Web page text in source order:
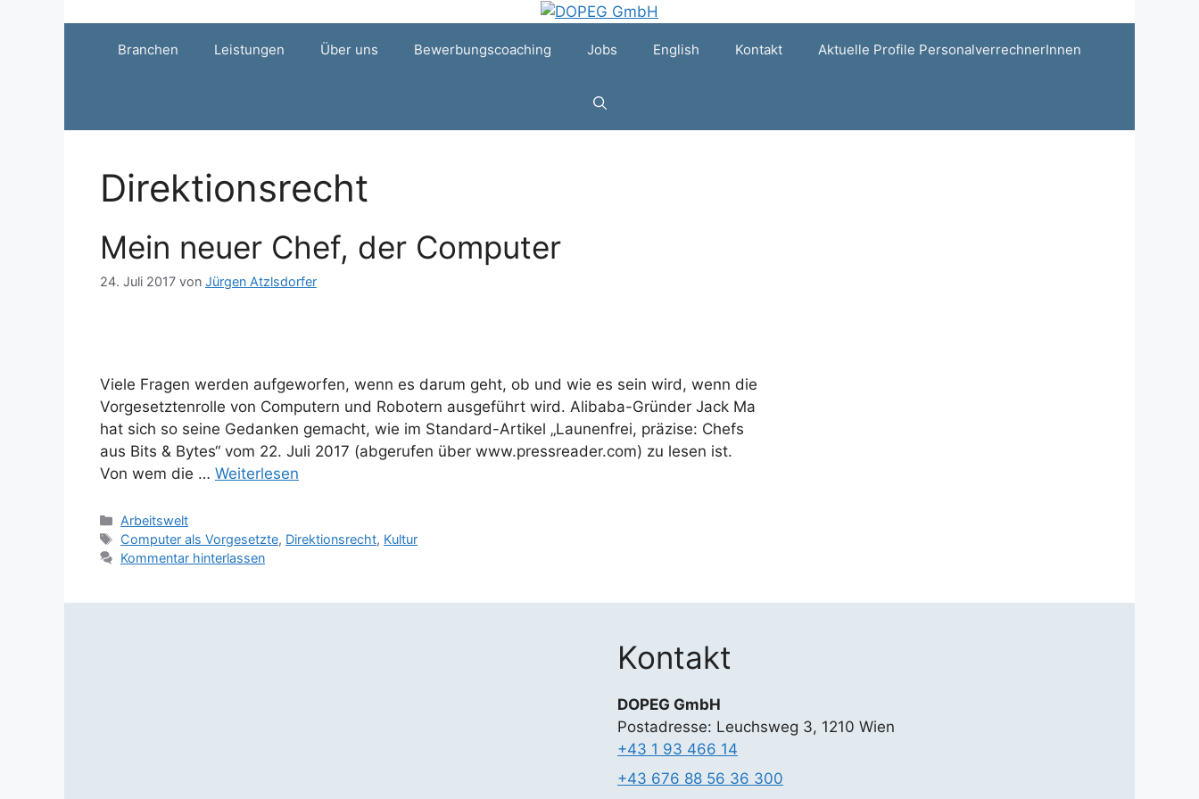
Branchen Leistungen Über uns Bewerbungscoaching Jobs English Kontakt Aktuelle Profile PersonalverrechnerInnen
Direktionsrecht
Mein neuer Chef, der Computer
24. Juli 2017 von Jürgen Atzlsdorfer
Viele Fragen werden aufgeworfen, wenn es darum geht, ob und wie es sein wird, wenn die
Vorgesetztenrolle von Computern und Robotern ausgeführt wird. Alibaba-Gründer Jack Ma
hat sich so seine Gedanken gemacht, wie im Standard-Artikel „Launenfrei, präzise: Chefs
aus Bits & Bytes“ vom 22. Juli 2017 (abgerufen über www.pressreader.com) zu lesen ist.
Von wem die … Weiterlesen
Kategorien
Arbeitswelt
Schlagwörter
Computer als Vorgesetzte, Direktionsrecht, Kultur
Kommentar hinterlassen
Kontakt
DOPEG GmbH
Postadresse: Leuchsweg 3, 1210 Wien
+43 1 93 466 14
+43 676 88 56 36 300